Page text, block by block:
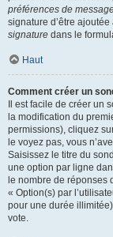
préférences de
signature d’être
signature dans le
Haut
Comment créer un
Il est facile de créer un
la modification du
permissions), cliquez
le voyez pas, vous
Saisissez le titre du
une option par ligne
le nombre de réponses
« Option(s) par
pour une durée
vote.